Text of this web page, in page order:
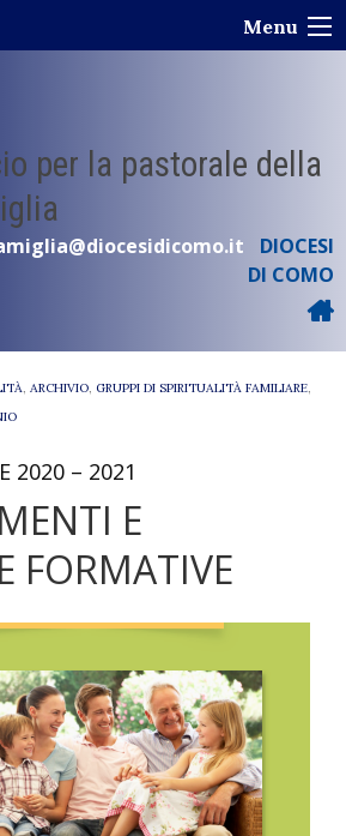
Menu
per la pastorale della
DIOCESI
DI COMO
, ARCHIVIO, GRUPPI DI SPIRITUALITÀ FAMILIARE,
2020 – 2021
E
FORMATIVE